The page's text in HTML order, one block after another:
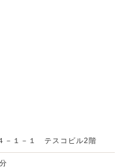
－１－１ テスコビル2階